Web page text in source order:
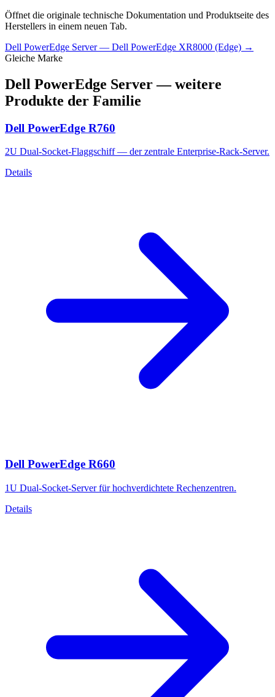
Öffnet die originale technische Dokumentation und Produktseite des
Herstellers in einem neuen Tab.
Dell PowerEdge Server— Dell PowerEdge XR8000 (Edge) →
Gleiche Marke
Dell PowerEdge Server — weitere
Produkte der Familie
Dell PowerEdge R760
2U Dual-Socket-Flaggschiff — der zentrale Enterprise-Rack-Server.
Details
Dell PowerEdge R660
1U Dual-Socket-Server für hochverdichtete Rechenzentren.
Details